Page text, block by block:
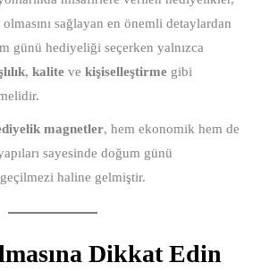
olmasını sağlayan en önemli detaylardan
günü hediyeliği seçerken yalnızca
, kalite ve kişiselleştirme gibi
magnetler, hem ekonomik hem de
sayesinde doğum günü
haline gelmiştir.
Dikkat Edin